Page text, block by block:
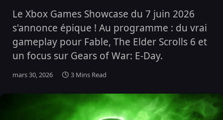
Le Xbox Games Showcase du 7 juin 2026
s'annonce épique ! Au programme : du vrai
gameplay pour Fable, The Elder Scrolls 6 et
un focus sur Gears of War: E-Day.
mars 30, 2026 3 Mins Read